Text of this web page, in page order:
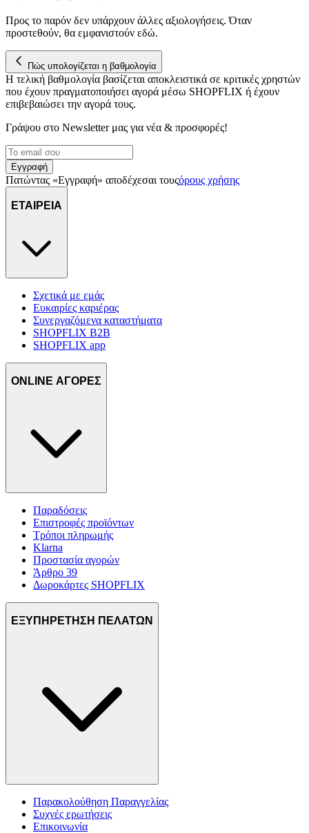
για να αποθηκεύουμε και να έχουμε πρόσβαση σε πληροφορίες
στη συσκευή σας, με σκοπό την προβολή εξατομικευμένων
διαφημίσεις και περιεχόμενο, την καλύτερη εικόνα του κοινού
μας και την ανάπτυξη προϊόντων. Επίσης, κοινοποιούμε
πληροφορίες σχετικά με την από μέρους σας χρήση της
τοποθεσίας μας στους συνεργάτες μέσων κοινωνικής
Προς το παρόν δεν υπάρχουν άλλες αξιολογήσεις. Όταν
προστεθούν, θα εμφανιστούν εδώ.
Πώς υπολογίζεται η βαθμολογία
Η τελική βαθμολογία βασίζεται αποκλειστικά σε κριτικές χρηστών
που έχουν πραγματοποιήσει αγορά μέσω SHOPFLIX ή έχουν
επιβεβαιώσει την αγορά τους.
Γράψου στο Νewsletter μας για νέα & προσφορές!
Εγγραφή
Πατώντας «Εγγραφή» αποδέχεσαι τουςόρους χρήσης
ΕΤΑΙΡΕΙΑ
Σχετικά με εμάς
Ευκαιρίες καριέρας
Συνεργαζόμενα καταστήματα
SHOPFLIX B2B
SHOPFLIX app
ONLINE ΑΓΟΡΕΣ
Παραδόσεις
Επιστροφές προϊόντων
Τρόποι πληρωμής
Klarna
Προστασία αγορών
Άρθρο 39
Δωροκάρτες SHOPFLIX
ΕΞΥΠΗΡΕΤΗΣΗ ΠΕΛΑΤΩΝ
Παρακολούθηση Παραγγελίας
Συχνές ερωτήσεις
Επικοινωνία